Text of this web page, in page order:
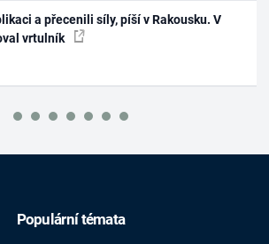
a přecenili síly, píší v Rakousku. V
vrtulník
Populární témata